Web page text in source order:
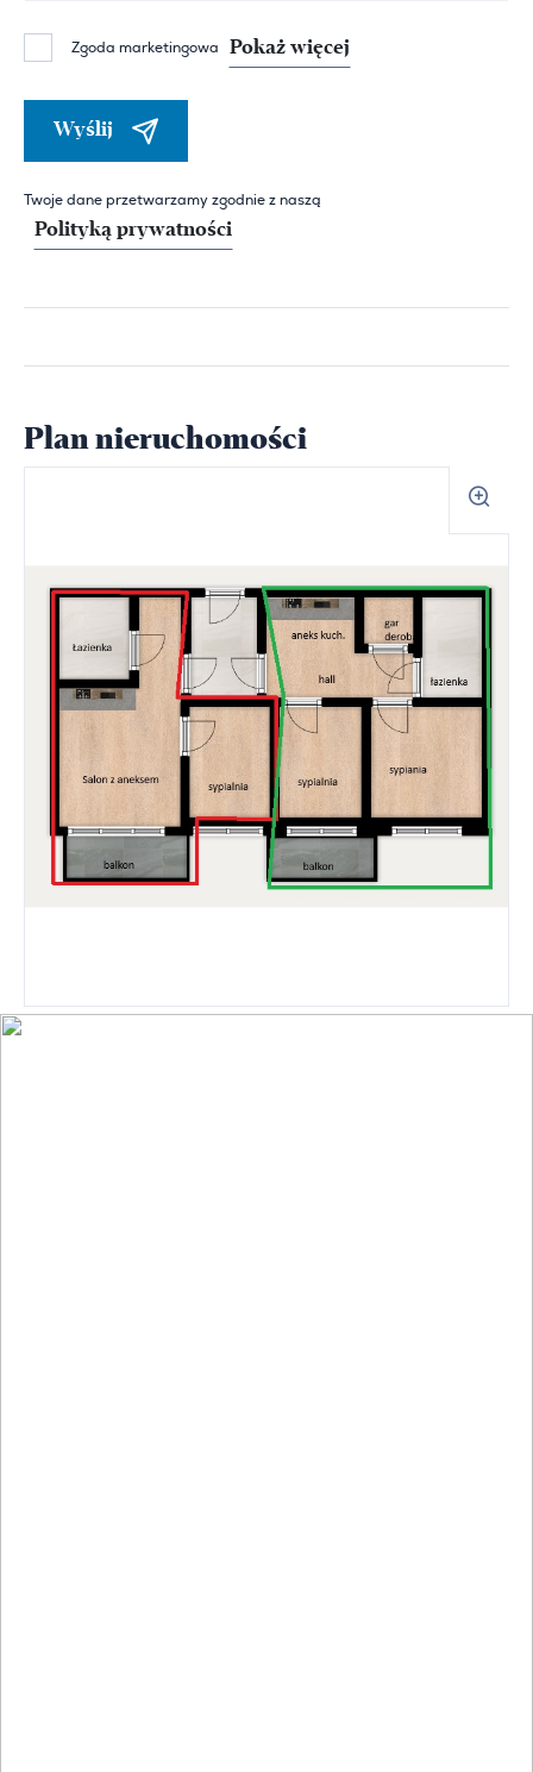
Zgoda marketingowa Pokaż więcej
Wyślij
Twoje dane przetwarzamy zgodnie z naszą
Polityką prywatności
Plan nieruchomości